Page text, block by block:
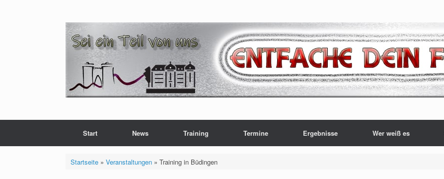
Start News Training Termine Ergebnisse Wer weiß es
Startseite» Veranstaltungen» Training in Büdingen